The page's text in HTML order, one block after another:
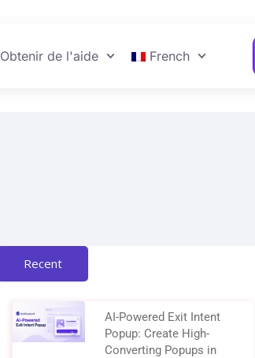
Obtenir de l'aide French
Recent
AI-Powered Exit Intent
Popup: Create High-
Converting Popups in